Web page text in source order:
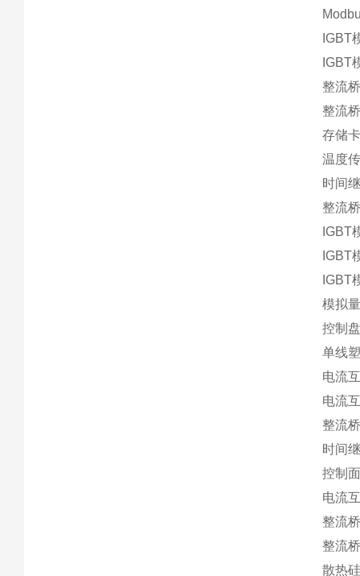
IGBT
IGBT
整流
整流
存储
温度
时间
整流
IGBT
IGBT
IGBT
模拟
控制
单线
电流
电流
整流
时间
控制
电流
整流
整流
散热